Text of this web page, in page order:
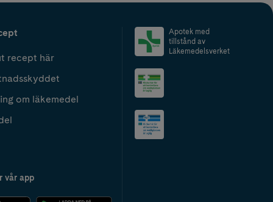
recept här
om läkemedel
vår app
Apotek med
tillstånd av
Läkemedelsverket